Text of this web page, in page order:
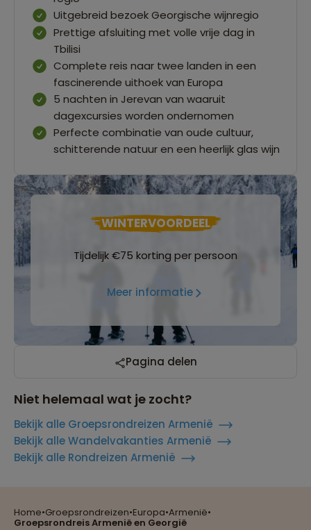
Home•Groepsrondreizen•Europa•Armenië•
Groepsrondreis Armenië en Georgië
Uitgebreid bezoek Georgische wijnregio
Prettige afsluiting met volle vrije dag in
Tbilisi
Complete reis naar twee landen in een
fascinerende uithoek van Europa
5 nachten in Jerevan van waaruit
dagexcursies worden ondernomen
Perfecte combinatie van oude cultuur,
schitterende natuur en een heerlijk glas wijn
WINTERVOORDEEL
Tijdelijk €75 korting per persoon
Meer informatie
Pagina delen
Niet helemaal wat je zocht?
Bekijk alle Groepsrondreizen Armenië
Bekijk alle Wandelvakanties Armenië
Bekijk alle Rondreizen Armenië
Reizen met oog voor mens, cultuur en milieu